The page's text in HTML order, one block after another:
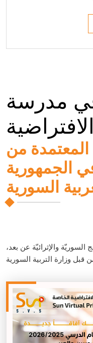
في مدرسة
المعتمدة من
الجمهورية
السورية
والإثرائيّة عن بعد،